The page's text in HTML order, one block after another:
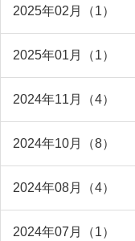
2025年02月（1）
2025年01月（1）
2024年11月（4）
2024年10月（8）
2024年08月（4）
2024年07月（1）